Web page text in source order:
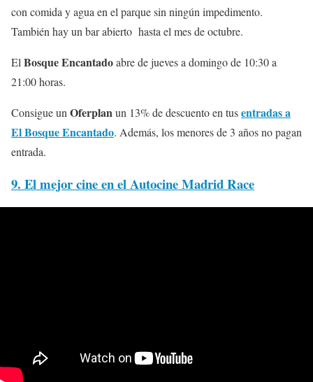
con comida y agua en el parque sin ningún impedimento.
También hay un bar abierto hasta el mes de octubre.
El Bosque Encantadoabre de jueves a domingo de 10:30 a
21:00 horas.
Consigue un Oferplan un 13% de descuento en tusentradas a
El Bosque Encantado. Además, los menores de 3 años no pagan
entrada.
9. El mejor cine en el Autocine Madrid Race